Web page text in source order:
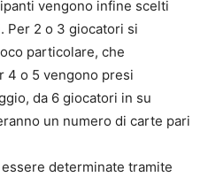
vengono infine scelti
Per 2 o 3 giocatori si
particolare, che
4 o 5 vengono presi
da 6 giocatori in su
un numero di carte pari
determinate tramite